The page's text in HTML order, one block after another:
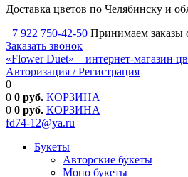
Доставка цветов по Челябинску и
+7 922 750-42-50 Принимаем заказы
Заказать звонок
«Flower Duet» – интернет-магазин
Авторизация / Регистрация
0
0 0 руб. КОРЗИНА
0 0 руб. КОРЗИНА
fd74-12@ya.ru
Букеты
Авторские букеты
Моно букеты